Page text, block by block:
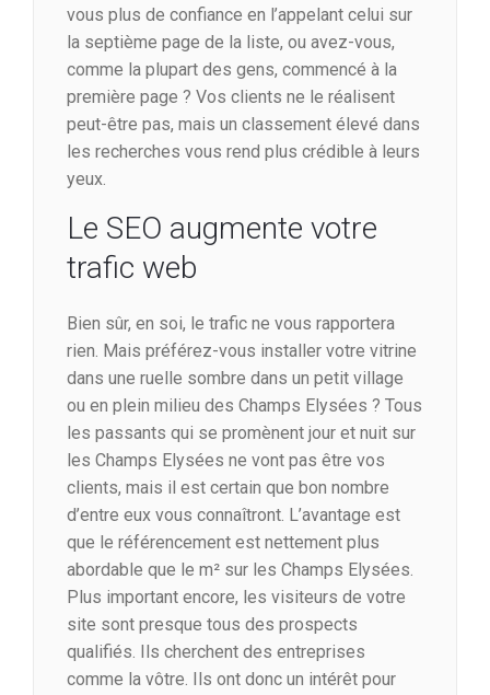
vous plus de confiance en l’appelant celui sur
la septième page de la liste, ou avez-vous,
comme la plupart des gens, commencé à la
première page ? Vos clients ne le réalisent
peut-être pas, mais un classement élevé dans
les recherches vous rend plus crédible à leurs
yeux.
Le SEO augmente votre
trafic web
Bien sûr, en soi, le trafic ne vous rapportera
rien. Mais préférez-vous installer votre vitrine
dans une ruelle sombre dans un petit village
ou en plein milieu des Champs Elysées ? Tous
les passants qui se promènent jour et nuit sur
les Champs Elysées ne vont pas être vos
clients, mais il est certain que bon nombre
d’entre eux vous connaîtront. L’avantage est
que le référencement est nettement plus
abordable que le m² sur les Champs Elysées.
Plus important encore, les visiteurs de votre
site sont presque tous des prospects
qualifiés. Ils cherchent des entreprises
comme la vôtre. Ils ont donc un intérêt pour